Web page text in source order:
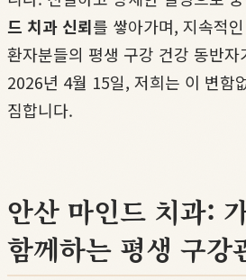
드 치과 신뢰를 쌓아가며, 지속적
환자분들의 평생 구강 건강 동반
2026년 4월 15일, 저희는 이 변함
짐합니다.
안산 마인드 치과:
함께하는 평생 구강